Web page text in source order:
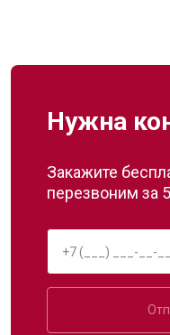
Нужна
Закажите
перезвоним за